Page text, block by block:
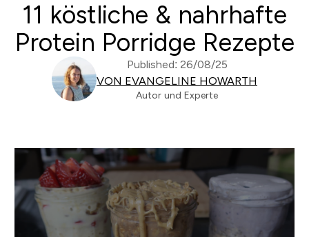
11 köstliche & nahrhafte
Protein Porridge Rezepte
Published: 26/08/25
VON EVANGELINE HOWARTH
Autor und Experte